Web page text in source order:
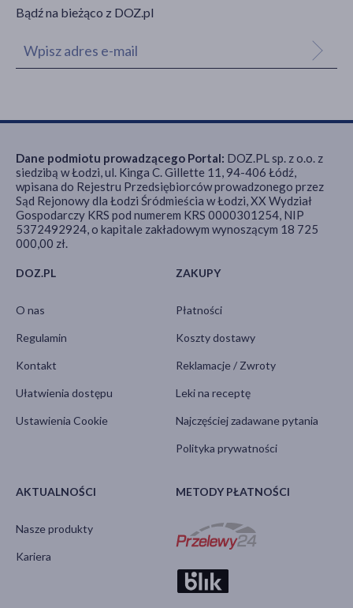
Bądź na bieżąco z DOZ.pl
DOZ.PL
O nas
Regulamin
Kontakt
Ułatwienia dostępu
Ustawienia Cookie
ZAKUPY
Płatności
Koszty dostawy
Reklamacje / Zwroty
Leki na receptę
Najczęściej zadawane pytania
Polityka prywatności
AKTUALNOŚCI
Nasze produkty
Kariera
METODY PŁATNOŚCI
Dane podmiotu prowadzącego Portal: DOZ.PL sp. z o.o. z
siedzibą w Łodzi, ul. Kinga C. Gillette 11, 94-406 Łódź,
wpisana do Rejestru Przedsiębiorców prowadzonego przez
Sąd Rejonowy dla Łodzi Śródmieścia w Łodzi, XX Wydział
Gospodarczy KRS pod numerem KRS 0000301254, NIP
5372492924, o kapitale zakładowym wynoszącym 18 725
000,00 zł.